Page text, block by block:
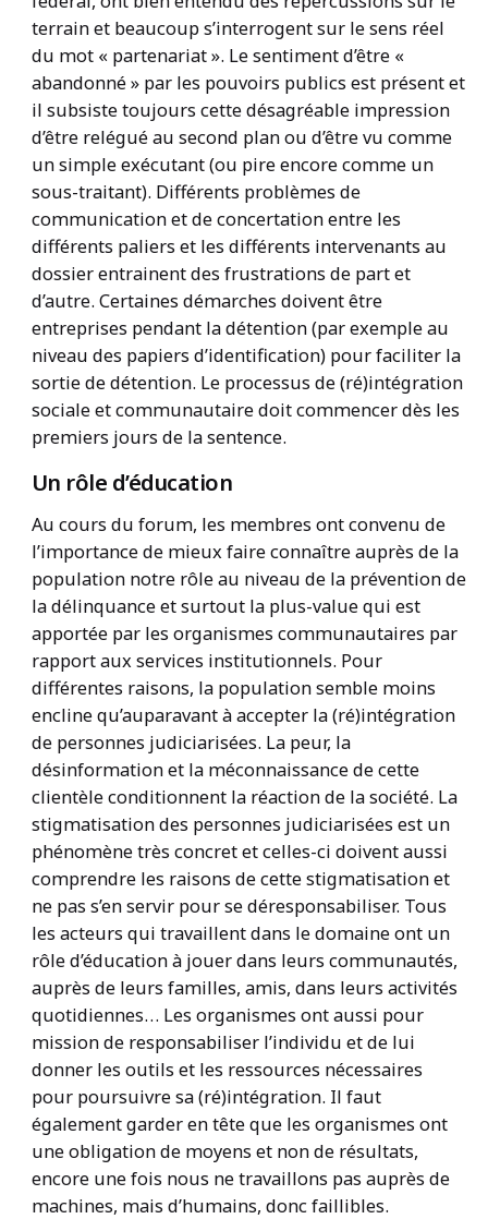
terrain et beaucoup s’interrogent sur le sens réel
du mot « partenariat ». Le sentiment d’être «
abandonné » par les pouvoirs publics est présent et
il subsiste toujours cette désagréable impression
d’être relégué au second plan ou d’être vu comme
un simple exécutant (ou pire encore comme un
sous-traitant). Différents problèmes de
communication et de concertation entre les
différents paliers et les différents intervenants au
dossier entrainent des frustrations de part et
d’autre. Certaines démarches doivent être
entreprises pendant la détention (par exemple au
niveau des papiers d’identification) pour faciliter la
sortie de détention. Le processus de (ré)intégration
sociale et communautaire doit commencer dès les
premiers jours de la sentence.
Un rôle d’éducation
Au cours du forum, les membres ont convenu de
l’importance de mieux faire connaître auprès de la
population notre rôle au niveau de la prévention de
la délinquance et surtout la plus-value qui est
apportée par les organismes communautaires par
rapport aux services institutionnels. Pour
différentes raisons, la population semble moins
encline qu’auparavant à accepter la (ré)intégration
de personnes judiciarisées. La peur, la
désinformation et la méconnaissance de cette
clientèle conditionnent la réaction de la société. La
stigmatisation des personnes judiciarisées est un
phénomène très concret et celles-ci doivent aussi
comprendre les raisons de cette stigmatisation et
ne pas s’en servir pour se déresponsabiliser. Tous
les acteurs qui travaillent dans le domaine ont un
rôle d’éducation à jouer dans leurs communautés,
auprès de leurs familles, amis, dans leurs activités
quotidiennes… Les organismes ont aussi pour
mission de responsabiliser l’individu et de lui
donner les outils et les ressources nécessaires
pour poursuivre sa (ré)intégration. Il faut
également garder en tête que les organismes ont
une obligation de moyens et non de résultats,
encore une fois nous ne travaillons pas auprès de
machines, mais d’humains, donc faillibles.